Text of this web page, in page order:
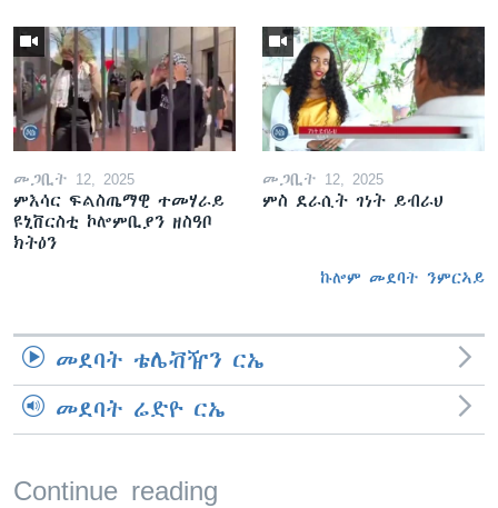
መጋቢት 12, 2025
ምእሳር ፍልስጤማዊ ተመሃራይ
ዩኒቨርስቲ ኮሎምቢያን ዘስዓቦ
ክትዕን
መጋቢት 12, 2025
ምስ ደራሲት ገነት ይብራህ
ኩሎም መደባት ንምርኣይ
መደባት ቴሌቭዥን ርኤ
መደባት ሬድዮ ርኤ
Continue reading